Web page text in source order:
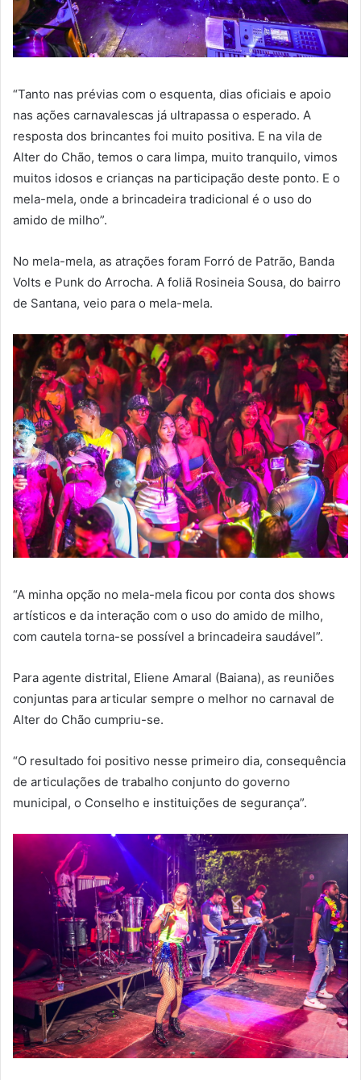
“Tanto nas prévias com o esquenta, dias oficiais e apoio
nas ações carnavalescas já ultrapassa o esperado. A
resposta dos brincantes foi muito positiva. E na vila de
Alter do Chão, temos o cara limpa, muito tranquilo, vimos
muitos idosos e crianças na participação deste ponto. E o
mela-mela, onde a brincadeira tradicional é o uso do
amido de milho”.
No mela-mela, as atrações foram Forró de Patrão, Banda
Volts e Punk do Arrocha. A foliã Rosineia Sousa, do bairro
de Santana, veio para o mela-mela.
“A minha opção no mela-mela ficou por conta dos shows
artísticos e da interação com o uso do amido de milho,
com cautela torna-se possível a brincadeira saudável”.
Para agente distrital, Eliene Amaral (Baiana), as reuniões
conjuntas para articular sempre o melhor no carnaval de
Alter do Chão cumpriu-se.
“O resultado foi positivo nesse primeiro dia, consequência
de articulações de trabalho conjunto do governo
municipal, o Conselho e instituições de segurança”.